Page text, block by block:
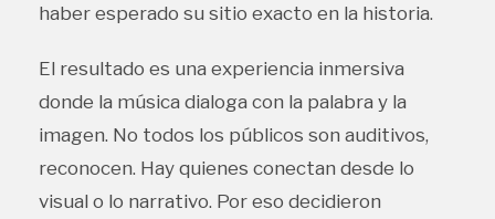
haber esperado su sitio exacto en la historia.
El resultado es una experiencia inmersiva
donde la música dialoga con la palabra y la
imagen. No todos los públicos son auditivos,
reconocen. Hay quienes conectan desde lo
visual o lo narrativo. Por eso decidieron